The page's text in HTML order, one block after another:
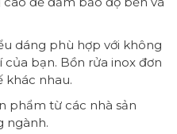
dáng phù hợp với không
bạn. Bồn rửa inox đơn
khác nhau.
phẩm từ các nhà sản
ngành.